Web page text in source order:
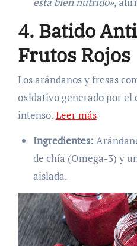
4. Batido
Frutos Rojos
Los arándanos y fresas
oxidativo generado por el
intenso.Leer más
Ingredientes:
de chía (Omega-3) y
aislada.